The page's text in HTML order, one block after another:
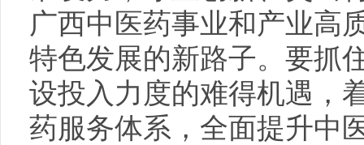
广西中医药事业和产业高
特色发展的新路子。要抓
设投入力度的难得机遇，
药服务体系，全面提升中